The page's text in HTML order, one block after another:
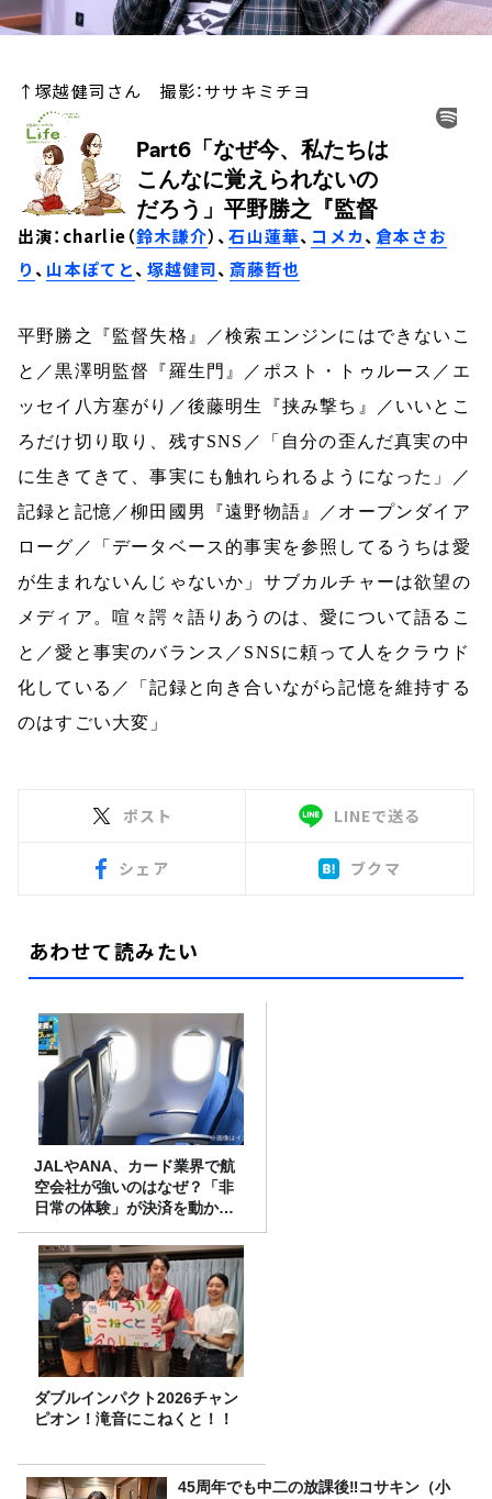
↑塚越健司さん 撮影：ササキミチヨ
出演：charlie（鈴木謙介）、石山蓮華、 コメカ、倉本さお
り 、 山本ぽてと、 塚越健司、 斎藤哲也
平野勝之『監督失格』／検索エンジンにはできないこ
と／黒澤明監督『羅生門』／ポスト・トゥルース／エ
ッセイ八方塞がり／後藤明生『挟み撃ち』／いいとこ
ろだけ切り取り、残すSNS ／「自分の歪んだ真実の中
に生きてきて、事実にも触れられるようになった」／
記録と記憶／柳田國男『遠野物語』／オープンダイア
ローグ／「データベース的事実を参照してるうちは愛
が生まれないんじゃないか」サブカルチャーは欲望の
メディア。喧々諤々語りあうのは、愛について語るこ
と／愛と事実のバランス／ SNSに頼って人をクラウド
化している／「記録と向き合いながら記憶を維持する
のはすごい大変」
ポスト LINEで送る
シェア ブクマ
あわせて読みたい
JALやANA、カード業界で航
空会社が強いのはなぜ？「非
日常の体験」が決済を動かす
理由
ダブルインパクト2026チャン
ピオン！滝音にこねくと！！
45周年でも中二の放課後‼コサキン（小